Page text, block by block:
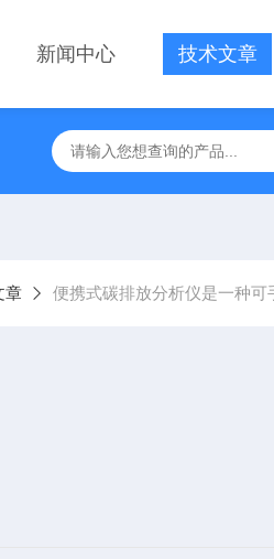
新闻中心 技术文章
章 便携式碳排放分析仪是一种可